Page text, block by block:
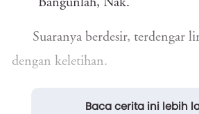
“Bangunlah, Nak.”
Suaranya berdesir, terdengar
dengan keletihan.
Baca cerita ini lebih